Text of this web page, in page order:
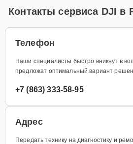
Контакты сервиса DJI в
Телефон
Наши специалисты быстро вникнут в
предложат оптимальный вариант
+7 (863) 333-58-95
Адрес
Передать технику на диагностику и